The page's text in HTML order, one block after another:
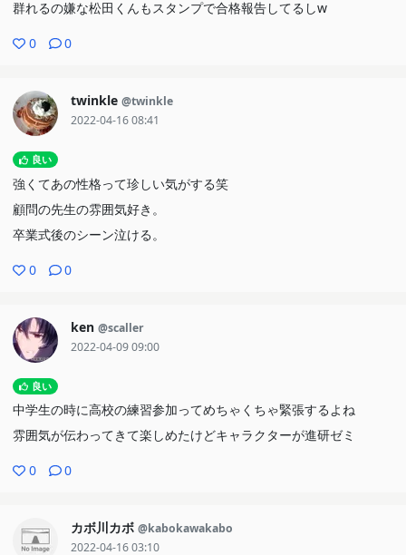
群れるの嫌な松田くんもスタンプで合格報告してるしw
0 0
twinkle @twinkle
2022-04-16 08:41
良い
強くてあの性格って珍しい気がする笑
顧問の先生の雰囲気好き。
卒業式後のシーン泣ける。
0 0
ken @scaller
2022-04-09 09:00
良い
中学生の時に高校の練習参加ってめちゃくちゃ緊張するよね
雰囲気が伝わってきて楽しめたけどキャラクターが進研ゼミ
0 0
カボ川カボ @kabokawakabo
2022-04-16 03:10